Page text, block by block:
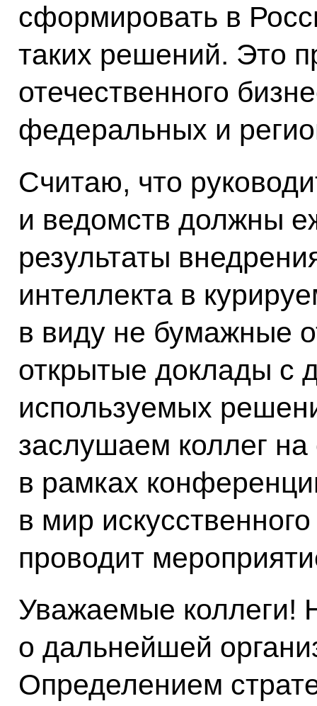
сформировать в
таких решений. Это
отечественного
федеральных и
Считаю, что
и ведомств должны
результаты
интеллекта в
в виду не бумажные
открытые доклады с
используемых
заслушаем коллег
в рамках
в мир
проводит
Уважаемые коллеги!
о дальнейшей
Определением